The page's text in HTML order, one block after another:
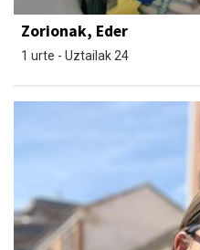
Zorionak, Eder
1 urte - Uztailak 24